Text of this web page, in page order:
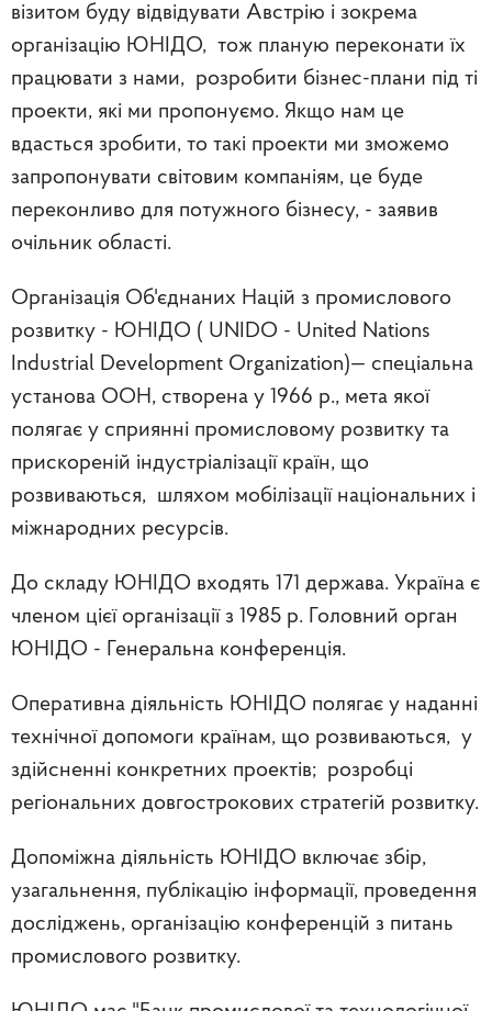
візитом буду відвідувати Австрію і зокрема
організацію ЮНІДО, тож планую переконати їх
працювати з нами, розробити бізнес-плани під ті
проекти, які ми пропонуємо. Якщо нам це
вдасться зробити, то такі проекти ми зможемо
запропонувати світовим компаніям, це буде
переконливо для потужного бізнесу, - заявив
очільник області.
Організація Об'єднаних Націй з промислового
розвитку - ЮНІДО ( UNIDO - United Nations
Industrial Development Organization)— спеціальна
установа ООН, створена у 1966 р., мета якої
полягає у сприянні промисловому розвитку та
прискореній індустріалізації країн, що
розвиваються, шляхом мобілізації національних і
міжнародних ресурсів.
До складу ЮНІДО входять 171 держава. Україна є
членом цієї організації з 1985 р. Головний орган
ЮНІДО - Генеральна конференція.
Оперативна діяльність ЮНІДО полягає у наданні
технічної допомоги країнам, що розвиваються, у
здійсненні конкретних проектів; розробці
регіональних довгострокових стратегій розвитку.
Допоміжна діяльність ЮНІДО включає збір,
узагальнення, публікацію інформації, проведення
досліджень, організацію конференцій з питань
промислового розвитку.